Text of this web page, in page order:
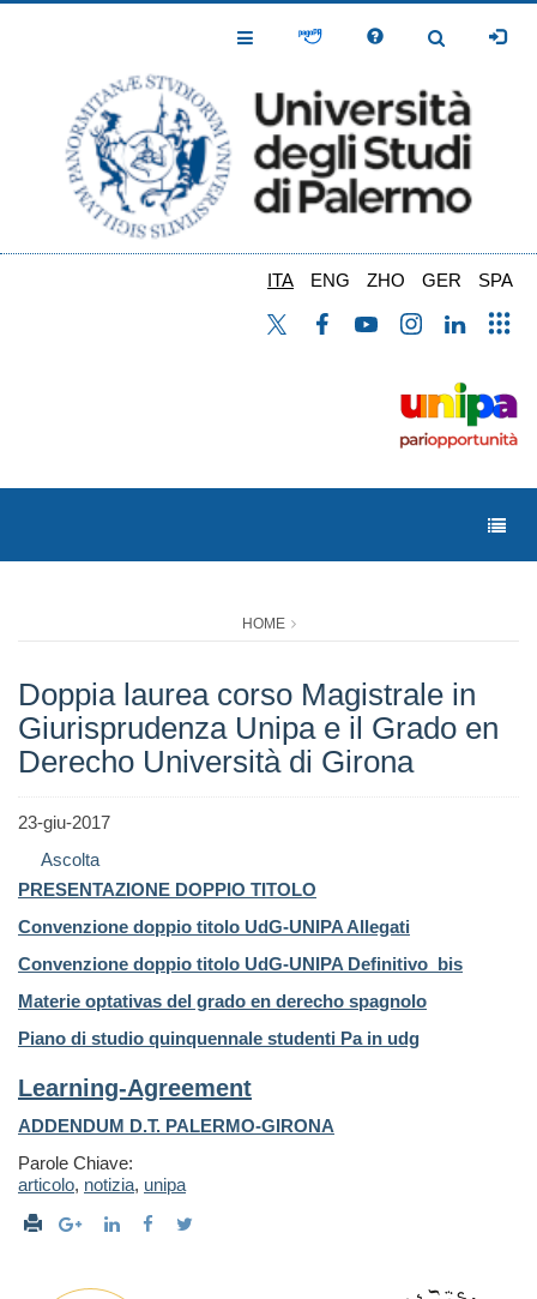
Toggle
Toggle
ITA ENG ZHO GER SPA
HOME
Doppia laurea corso Magistrale in
Giurisprudenza Unipa e il Grado en
Derecho Università di Girona
23-giu-2017
Ascolta
PRESENTAZIONE DOPPIO TITOLO
Convenzione doppio titolo UdG-UNIPA Allegati
Convenzione doppio titolo UdG-UNIPA Definitivo bis
Materie optativas del grado en derecho spagnolo
Piano di studio quinquennale studenti Pa in udg
Learning-Agreement
ADDENDUM D.T. PALERMO-GIRONA
Parole Chiave:
articolo, notizia, unipa